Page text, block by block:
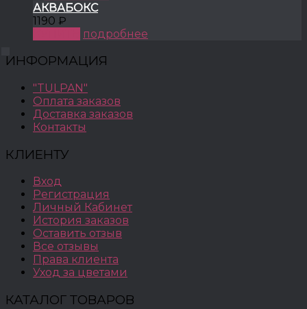
АКВАБОКС
1190 ₽
подробнее
ИНФОРМАЦИЯ
"TULPAN"
Оплата заказов
Доставка заказов
Контакты
КЛИЕНТУ
Вход
Регистрация
Личный Кабинет
История заказов
Оставить отзыв
Все отзывы
Права клиента
Уход за цветами
КАТАЛОГ ТОВАРОВ